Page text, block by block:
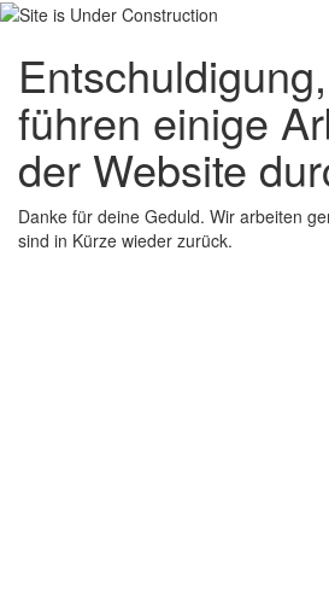
führen einige
der Website
Danke für deine Geduld. Wir arbeiten
sind in Kürze wieder zurück.